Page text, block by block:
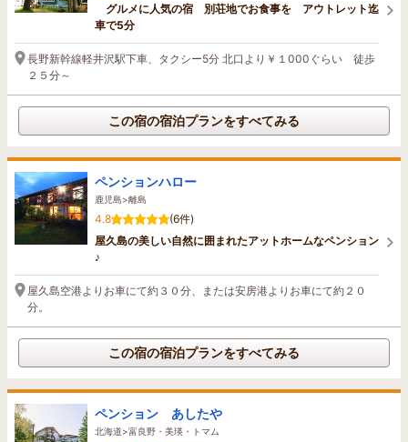
グルメに人気の宿 別荘地でお食事を アウトレット迄
車で5分
長野新幹線軽井沢駅下車、タクシー5分 北口より￥１000ぐらい 徒歩
２５分～
この宿の宿泊プランをすべてみる
ペンションハロー
鹿児島>離島
4.8
(6件)
屋久島の美しい自然に囲まれたアットホームなペンション
♪
屋久島空港よりお車にて約３０分、または安房港よりお車にて約２０
分。
この宿の宿泊プランをすべてみる
ペンション あしたや
北海道>富良野・美瑛・トマム